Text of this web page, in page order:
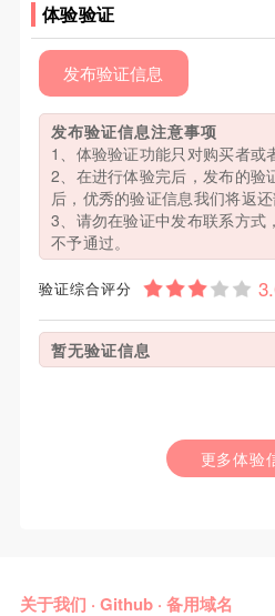
体验验证
发布验证信息
发布验证信息注意事项
1、体验验证功能只对购买者或
2、在进行体验完后，发布的验
后，优秀的验证信息我们将返还
3、请勿在验证中发布联系方式
不予通过。
验证综合评分
暂无验证信息
更多体验
关于我们 · Github· 备用域名